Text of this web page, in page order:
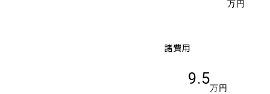
万円
諸費用
9.5
万円